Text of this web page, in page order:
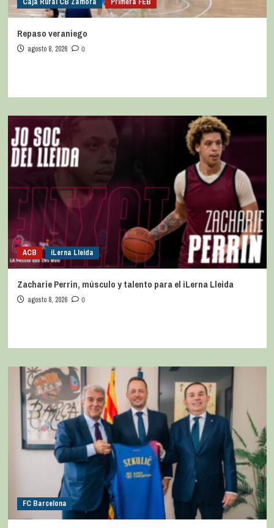
Repaso veraniego
agosto 8, 2026 0
ACB iLerna Lleida
Zacharie Perrin, músculo y talento para el iLerna Lleida
agosto 8, 2026 0
FC Barcelona